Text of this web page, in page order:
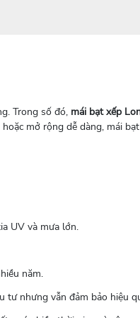
Trong số đó, mái bạt xếp
mở rộng dễ dàng, mái
UV và mưa lớn.
năm.
tư nhưng vẫn đảm bảo hiệu